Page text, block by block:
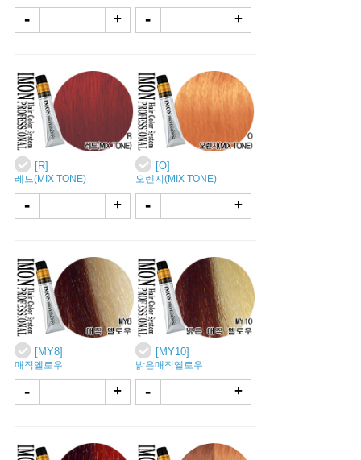
- + - +
[R]
레드(MIX TONE)
- +
[O]
오렌지(MIX TONE)
- +
[MY8]
매직옐로우
- +
[MY10]
밝은매직옐로우
- +